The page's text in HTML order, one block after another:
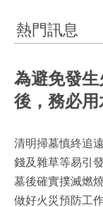
熱門訊息
為避免發
後，務必用
清明掃墓慎終追
錢及雜草等易引
墓後確實撲滅燃
做好火災預防工作